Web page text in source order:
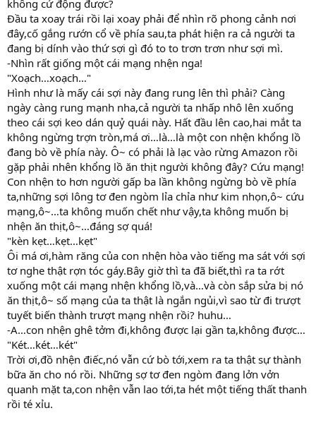
không cử động được?
Đầu ta xoay trái rồi lại xoay phải để nhìn rõ phong cảnh nơi
đây,cố gắng rướn cổ về phía sau,ta phát hiện ra cả người ta
đang bị dính vào thứ sợi gì đó to to trơn trơn như sợi mì.
-Nhìn rất giống một cái mạng nhện nga!
"Xoạch…xoạch…"
Hình như là mấy cái sợi này đang rung lên thì phải? Càng
ngày càng rung mạnh nha,cả người ta nhấp nhô lên xuống
theo cái sợi keo dán quỷ quái này. Hất đầu lên cao,hai mắt ta
không ngừng trợn tròn,má ơi…là…là một con nhện khổng lồ
đang bò về phía này. Ô~ có phải là lạc vào rừng Amazon rồi
gặp phải nhên khổng lồ ăn thịt người không đây? Cứu mạng!
Con nhện to hơn người gấp ba lần không ngừng bò về phía
ta,những sợi lông tơ đen ngòm lỉa chỉa như kim nhọn,ô~ cứu
mạng,ô~…ta không muốn chết như vậy,ta không muốn bị
nhện ăn thịt,ô~…đáng sợ quá!
"kèn kẹt…kẹt…kẹt"
Ôi má ơi,hàm răng của con nhện hòa vào tiếng ma sát với sợi
tơ nghe thật rợn tóc gáy.Bây giờ thì ta đã biết,thì ra ta rớt
xuống một cái mạng nhện khổng lồ,và…và còn sắp sửa bị nó
ăn thịt,ô~ số mạng của ta thật là ngắn ngủi,vì sao từ đi trượt
tuyết biến thành trượt mạng nhện rồi? huhu…
-A…con nhện ghê tởm đi,không được lại gần ta,không được…
"Két…két…két"
Trời ơi,đồ nhện điếc,nó vẫn cứ bò tới,xem ra ta thật sự thành
bữa ăn cho nó rồi. Những sợ tơ đen ngòm đang lởn vởn
quanh mặt ta,con nhện vẫn lao tới,ta hét một tiếng thất thanh
rồi té xỉu.